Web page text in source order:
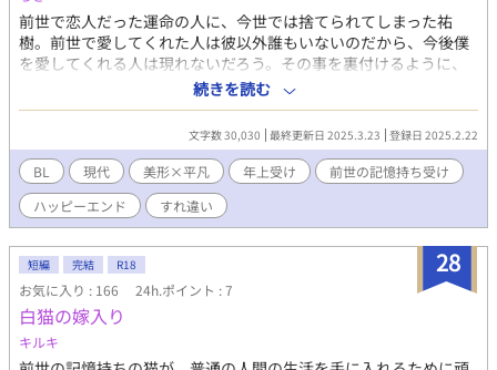
前世で恋人だった運命の人に、今世では捨てられてしまった祐
樹。前世で愛してくれた人は彼以外誰もいないのだから、今後僕
を愛してくれる人は現れないだろう。その事を裏付けるように、
その後付き合う人はみんな酷い人ばかりで…………。 攻めがクズ
でノンケです。 攻め・受け共に、以外とのキスや行為を仄めかす
表現があります。 元クズ後溺愛×前世の記憶持ち
続きを読む
文字数 30,030 最終更新日 2025.3.23 登録日 2025.2.22
BL 現代 美形×平凡 年上受け
前世の記憶持ち受け
ハッピーエンド
すれ違い
28
短編 完結 R18
お気に入り : 166 24h.ポイント : 7
白猫の嫁入り
キルキ